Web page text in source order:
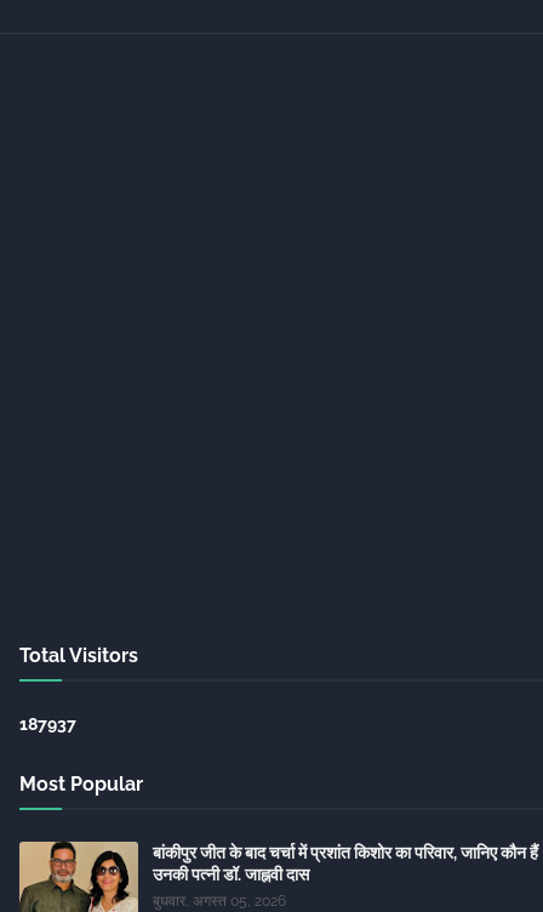
Total Visitors
187937
Most Popular
बांकीपुर जीत के बाद चर्चा में प्रशांत किशोर का परिवार, जानिए कौन हैं
उनकी पत्नी डॉ. जाह्नवी दास
बुधवार, अगस्त 05, 2026